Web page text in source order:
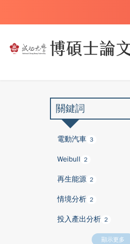
關鍵詞
電動汽車 3
Weibull 2
再生能源 2
情境分析 2
投入產出分析 2
顯示更多